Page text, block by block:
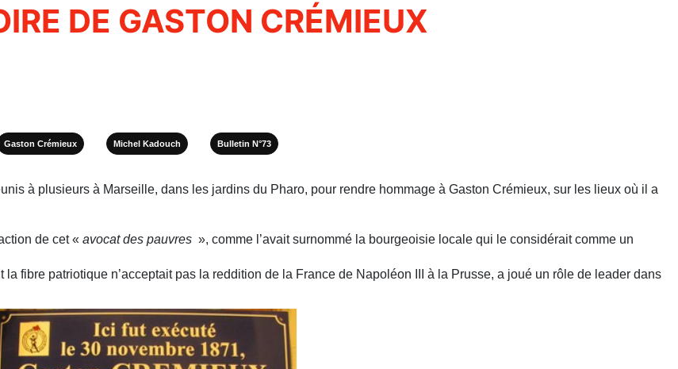
DE GASTON CRÉMIEUX
Gaston Crémieux Michel Kadouch Bulletin N°73
à plusieurs à Marseille, dans les jardins du Pharo, pour rendre hommage à Gaston Crémieux, sur les lieux où il a
de cet « avocat des pauvres », comme l’avait surnommé la bourgeoisie locale qui le considérait comme un
la fibre patriotique n’acceptait pas la reddition de la France de Napoléon III à la Prusse, a joué un rôle de leader dans